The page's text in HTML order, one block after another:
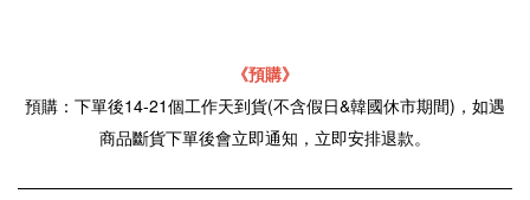
《預購》
預購：下單後14-21個工作天到貨(不含假日&韓國休市期間)，如遇
商品斷貨下單後會立即通知，立即安排退款。